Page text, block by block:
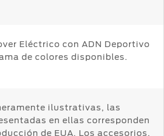
Eléctrico con ADN Deportivo
de colores disponibles.
ilustrativas, las
en ellas corresponden
de EUA. Los accesorios,